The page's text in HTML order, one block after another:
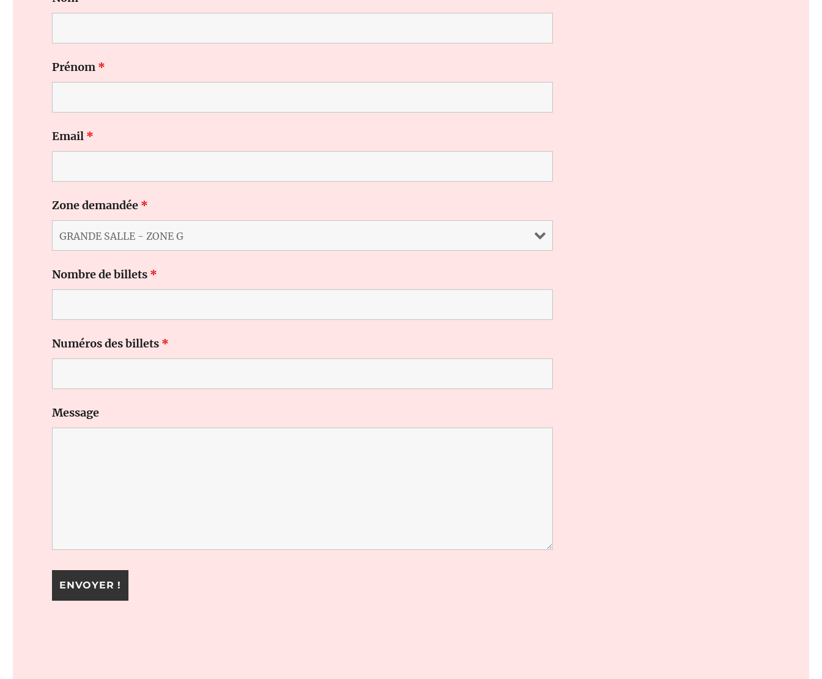
Prénom *
Email *
Zone demandée *
Nombre de billets *
Numéros des billets *
Message